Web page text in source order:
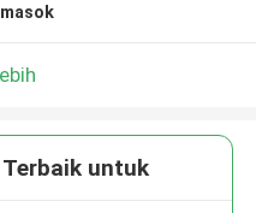
untuk